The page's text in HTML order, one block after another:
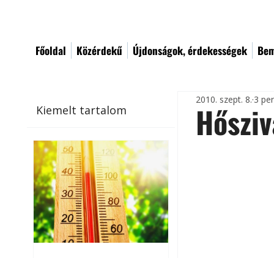
Főoldal Közérdekű Újdonságok, érdekességek
Kiemelt tartalom
2010. szept. 8. 3